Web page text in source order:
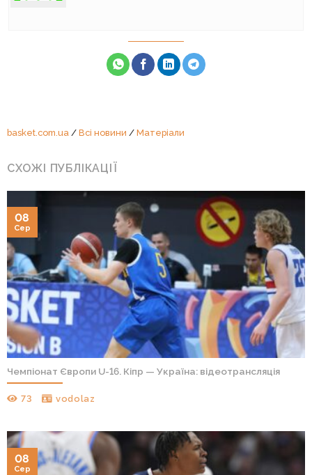
basket.com.ua / Всі новини / Матеріали
СХОЖІ ПУБЛІКАЦІЇ
Чемпіонат Європи U-16. Кіпр — Україна: відеотрансляція
73 vodolaz
08
Сер
08
Сер